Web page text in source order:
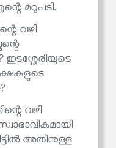
മറുപടി.
വഴി
ഇടശ്ശേരിയുടെ
വഴി
അതിനുള്ള